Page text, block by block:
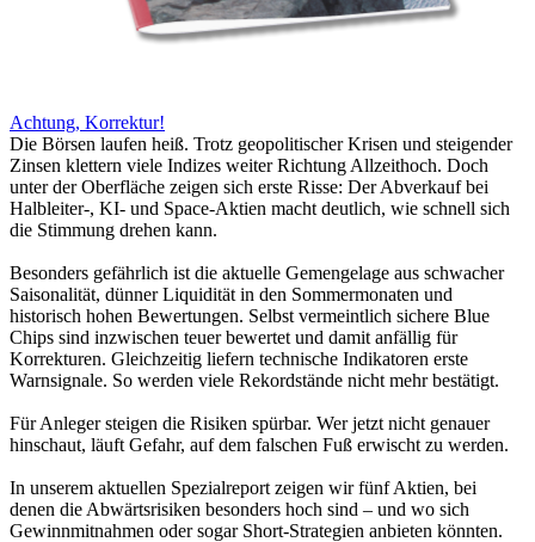
Achtung, Korrektur!
Die Börsen laufen heiß. Trotz geopolitischer Krisen und steigender
Zinsen klettern viele Indizes weiter Richtung Allzeithoch. Doch
unter der Oberfläche zeigen sich erste Risse: Der Abverkauf bei
Halbleiter-, KI- und Space-Aktien macht deutlich, wie schnell sich
die Stimmung drehen kann.
Besonders gefährlich ist die aktuelle Gemengelage aus schwacher
Saisonalität, dünner Liquidität in den Sommermonaten und
historisch hohen Bewertungen. Selbst vermeintlich sichere Blue
Chips sind inzwischen teuer bewertet und damit anfällig für
Korrekturen. Gleichzeitig liefern technische Indikatoren erste
Warnsignale. So werden viele Rekordstände nicht mehr bestätigt.
Für Anleger steigen die Risiken spürbar. Wer jetzt nicht genauer
hinschaut, läuft Gefahr, auf dem falschen Fuß erwischt zu werden.
In unserem aktuellen Spezialreport zeigen wir fünf Aktien, bei
denen die Abwärtsrisiken besonders hoch sind – und wo sich
Gewinnmitnahmen oder sogar Short-Strategien anbieten könnten.